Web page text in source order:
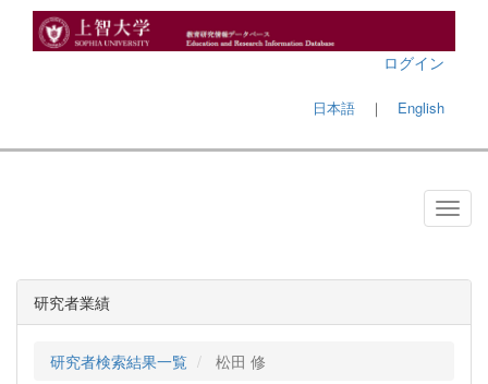
ログイン
日本語 ｜ English
研究者業績
研究者検索結果一覧 松田 修